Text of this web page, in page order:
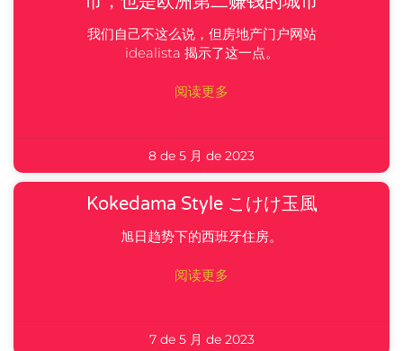
我们自己不这么说，但房地产门户网站
idealista 揭示了这一点。
阅读更多
8 de 5 月 de 2023
Kokedama Style こけけ玉風
旭日趋势下的西班牙住房。
阅读更多
7 de 5 月 de 2023